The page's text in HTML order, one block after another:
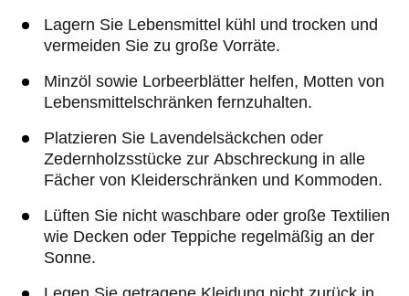
Lagern Sie Lebensmittel kühl und trocken und
vermeiden Sie zu große Vorräte.
Minzöl sowie Lorbeerblätter helfen, Motten von
Lebensmittelschränken fernzuhalten.
Platzieren Sie Lavendelsäckchen oder
Zedernholzsstücke zur Abschreckung in alle
Fächer von Kleiderschränken und Kommoden.
Lüften Sie nicht waschbare oder große Textilien
wie Decken oder Teppiche regelmäßig an der
Sonne.